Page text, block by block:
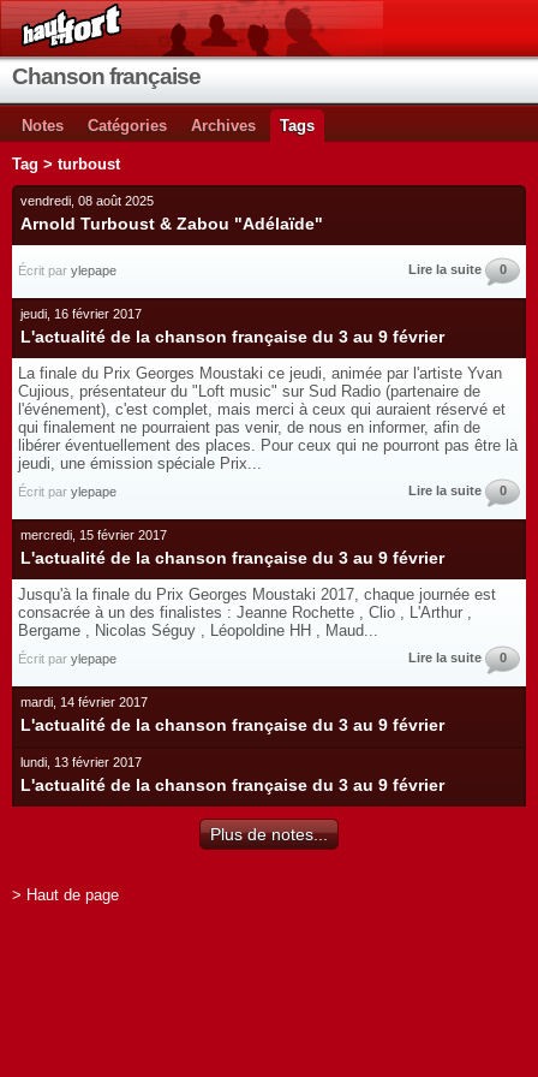
Chanson française
Notes Catégories Archives Tags
Tag > turboust
vendredi, 08 août 2025
Arnold Turboust & Zabou "Adélaïde"
Écrit par ylepape Lire la suite 0
jeudi, 16 février 2017
L'actualité de la chanson française du 3 au 9 février
La finale du Prix Georges Moustaki ce jeudi, animée par l'artiste Yvan
Cujious, présentateur du "Loft music" sur Sud Radio (partenaire de
l'événement), c'est complet, mais merci à ceux qui auraient réservé et
qui finalement ne pourraient pas venir, de nous en informer, afin de
libérer éventuellement des places. Pour ceux qui ne pourront pas être là
jeudi, une émission spéciale Prix...
Écrit par ylepape Lire la suite 0
mercredi, 15 février 2017
L'actualité de la chanson française du 3 au 9 février
Jusqu'à la finale du Prix Georges Moustaki 2017, chaque journée est
consacrée à un des finalistes : Jeanne Rochette , Clio , L'Arthur ,
Bergame , Nicolas Séguy , Léopoldine HH , Maud...
Écrit par ylepape Lire la suite 0
mardi, 14 février 2017
L'actualité de la chanson française du 3 au 9 février
lundi, 13 février 2017
L'actualité de la chanson française du 3 au 9 février
Plus de notes...
> Haut de page